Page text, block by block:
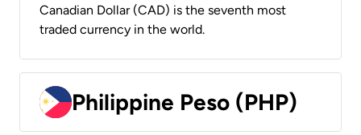
Canadian Dollar (CAD) is the seventh most
traded currency in the world.
Philippine Peso (PHP)